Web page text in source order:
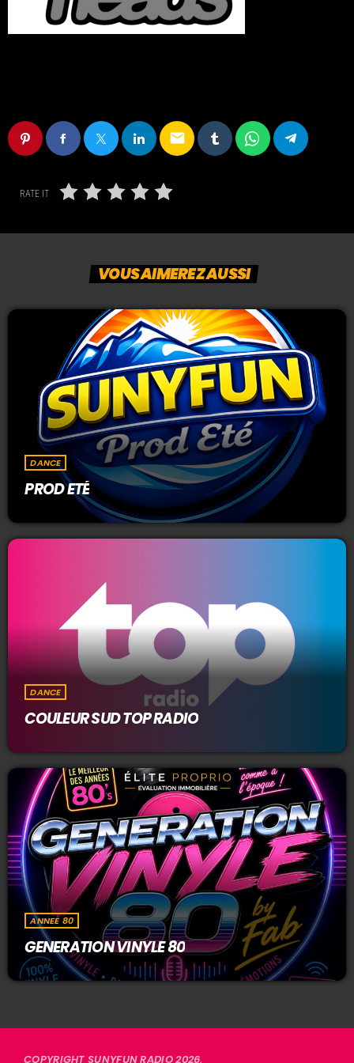
email
RATE IT
VOUS AIMEREZ AUSSI
DANCE
PROD ETÉ
DANCE
COULEUR SUD TOP RADIO
ANNEE 80
GENERATION VINYLE 80
COPYRIGHT SUNYFUN RADIO 2026.